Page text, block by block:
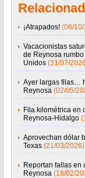
¡Atrapados! (06/
Vacacionistas
de Reynosa
Unidos (31/07/
Ayer largas filas…
Reynosa (02/05/
Fila kilométrica en
Reynosa-Hidalgo
Aprovechan dólar
Texas (21/03/2026)
Reportan fallas en
Reynosa (18/02/